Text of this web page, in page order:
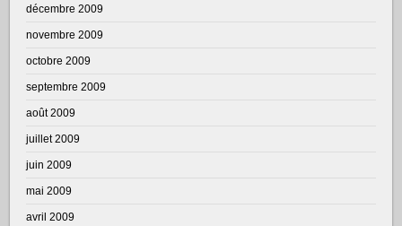
décembre 2009
novembre 2009
octobre 2009
septembre 2009
août 2009
juillet 2009
juin 2009
mai 2009
avril 2009